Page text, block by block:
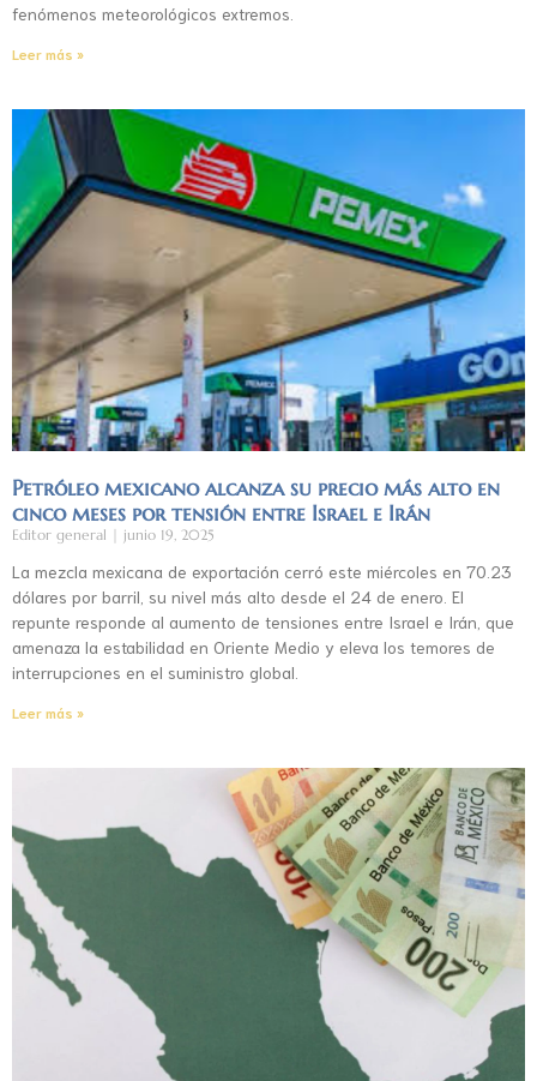
fenómenos meteorológicos extremos.
Leer más »
Petróleo mexicano alcanza su precio más alto en
cinco meses por tensión entre Israel e Irán
Editor general junio 19, 2025
La mezcla mexicana de exportación cerró este miércoles en 70.23
dólares por barril, su nivel más alto desde el 24 de enero. El
repunte responde al aumento de tensiones entre Israel e Irán, que
amenaza la estabilidad en Oriente Medio y eleva los temores de
interrupciones en el suministro global.
Leer más »